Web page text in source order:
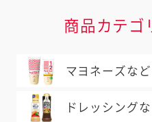
商品カテゴ
マヨネーズなど
ドレッシング